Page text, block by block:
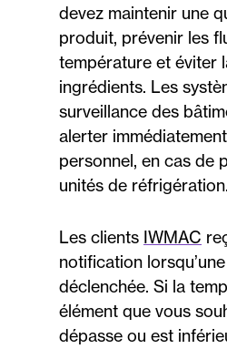
devez maintenir une
produit, prévenir les
température et éviter
ingrédients. Les
surveillance des
alerter
personnel, en cas de
unités de réfrigération.
Les clients IWMAC
notification
déclenchée. Si la
élément que vous
dépasse ou est